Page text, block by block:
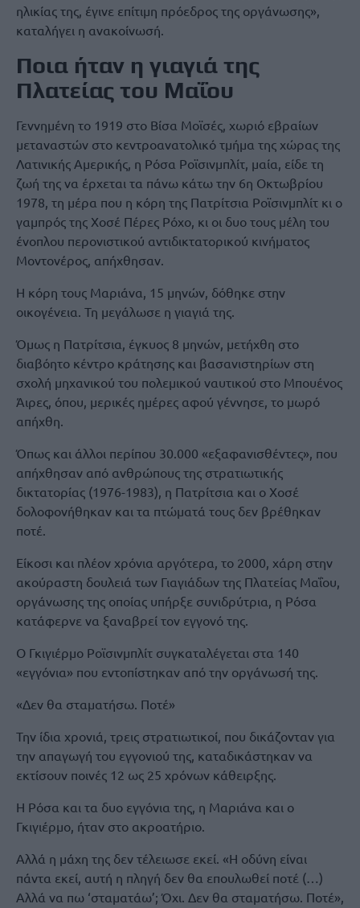
ηλικίας της, έγινε επίτιμη πρόεδρος της οργάνωσης»,
καταλήγει η ανακοίνωσή.
Ποια ήταν η γιαγιά της
Πλατείας του Μαΐου
Γεννημένη το 1919 στο Βίσα Μοϊσές, χωριό εβραίων
μεταναστών στο κεντροανατολικό τμήμα της χώρας της
Λατινικής Αμερικής, η Ρόσα Ροϊσινμπλίτ, μαία, είδε τη
ζωή της να έρχεται τα πάνω κάτω την 6η Οκτωβρίου
1978, τη μέρα που η κόρη της Πατρίτσια Ροϊσινμπλίτ κι ο
γαμπρός της Χοσέ Πέρες Ρόχο, κι οι δυο τους μέλη του
ένοπλου περονιστικού αντιδικτατορικού κινήματος
Μοντονέρος, απήχθησαν.
Η κόρη τους Μαριάνα, 15 μηνών, δόθηκε στην
οικογένεια. Τη μεγάλωσε η γιαγιά της.
Όμως η Πατρίτσια, έγκυος 8 μηνών, μετήχθη στο
διαβόητο κέντρο κράτησης και βασανιστηρίων στη
σχολή μηχανικού του πολεμικού ναυτικού στο Μπουένος
Άιρες, όπου, μερικές ημέρες αφού γέννησε, το μωρό
απήχθη.
Όπως και άλλοι περίπου 30.000 «εξαφανισθέντες», που
απήχθησαν από ανθρώπους της στρατιωτικής
δικτατορίας (1976-1983), η Πατρίτσια και ο Χοσέ
δολοφονήθηκαν και τα πτώματά τους δεν βρέθηκαν
ποτέ.
Είκοσι και πλέον χρόνια αργότερα, το 2000, χάρη στην
ακούραστη δουλειά των Γιαγιάδων της Πλατείας Μαΐου,
οργάνωσης της οποίας υπήρξε συνιδρύτρια, η Ρόσα
κατάφερνε να ξαναβρεί τον εγγονό της.
Ο Γκιγιέρμο Ροϊσινμπλίτ συγκαταλέγεται στα 140
«εγγόνια» που εντοπίστηκαν από την οργάνωσή της.
«Δεν θα σταματήσω. Ποτέ»
Την ίδια χρονιά, τρεις στρατιωτικοί, που δικάζονταν για
την απαγωγή του εγγονιού της, καταδικάστηκαν να
εκτίσουν ποινές 12 ως 25 χρόνων κάθειρξης.
Η Ρόσα και τα δυο εγγόνια της, η Μαριάνα και ο
Γκιγιέρμο, ήταν στο ακροατήριο.
Αλλά η μάχη της δεν τέλειωσε εκεί. «Η οδύνη είναι
πάντα εκεί, αυτή η πληγή δεν θα επουλωθεί ποτέ (…)
Αλλά να πω ‘σταματάω’; Όχι. Δεν θα σταματήσω. Ποτέ»,